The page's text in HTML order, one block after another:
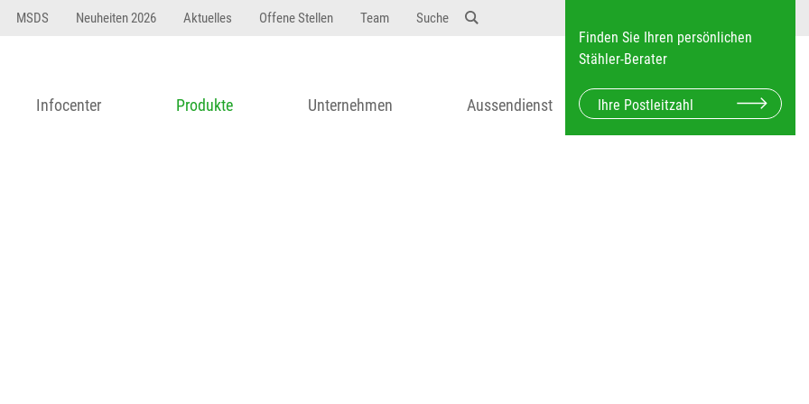
MSDS Neuheiten 2026 Aktuelles Offene Stellen Team Suche
Finden Sie Ihren persönlichen
Stähler-Berater
Infocenter Produkte Unternehmen Aussendienst
asdfW134 245 34" string(62) "Test 12 {FONT:12} Dosierungen: test 123 dfasdf asdfW134 245 34"